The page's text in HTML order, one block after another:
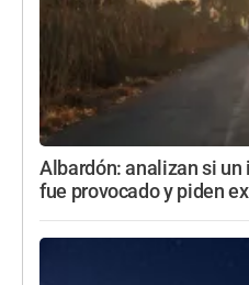
Albardón: analizan si
fue provocado y piden